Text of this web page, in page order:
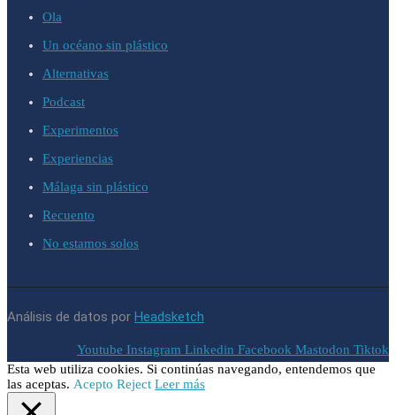
Ola
Un océano sin plástico
Alternativas
Podcast
Experimentos
Experiencias
Málaga sin plástico
Recuento
No estamos solos
Análisis de datos por Headsketch
Youtube Instagram Linkedin Facebook Mastodon Tiktok
Esta web utiliza cookies. Si continúas navegando, entendemos que
las aceptas. Acepto Reject Leer más